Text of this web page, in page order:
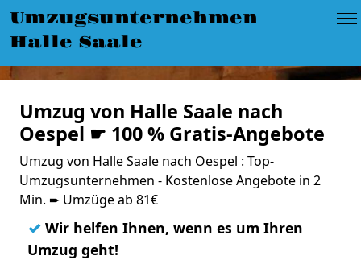
Umzugsunternehmen
Halle Saale
Umzug von Halle Saale nach
Oespel ☛ 100 % Gratis-Angebote
Umzug von Halle Saale nach Oespel : Top-
Umzugsunternehmen - Kostenlose Angebote in 2
Min. ➨ Umzüge ab 81€
✓ Wir helfen Ihnen, wenn es um Ihren
Umzug geht!